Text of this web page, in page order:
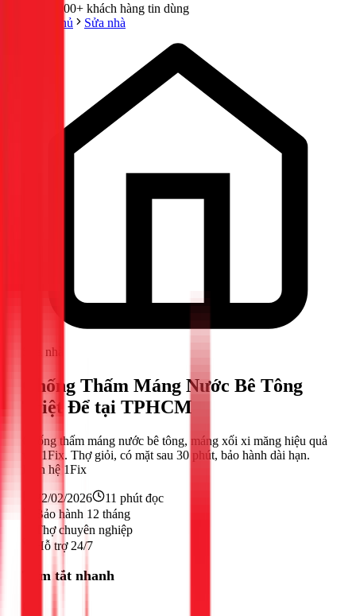
300,000+ khách hàng tin dùng
Trang chủ
Sửa nhà
Sửa nhà
Chống Thấm Máng Nước Bê Tông
Triệt Để tại TPHCM
Chống thấm máng nước bê tông, máng xối xi măng hiệu quả
với 1Fix. Thợ giỏi, có mặt sau 30 phút, bảo hành dài hạn.
Liên hệ 1Fix
22/02/2026 11 phút đọc
Bảo hành 12 tháng
Thợ chuyên nghiệp
Hỗ trợ 24/7
Tóm tắt nhanh